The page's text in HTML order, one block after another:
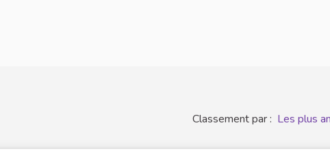
Classement par : Les plus